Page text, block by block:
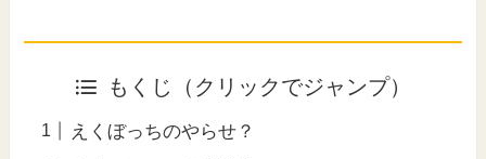
もくじ（クリックでジャンプ）
えくぼっちのやらせ？